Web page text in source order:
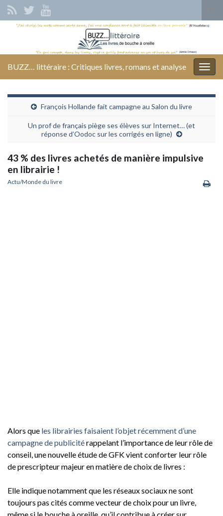
Search for:
BUZZ… littéraire : Critiques livres, romans et analyse
François Hollande fait campagne au Salon du livre
Un prof de français piège ses élèves sur Internet… (et
réponse d’Oodoc sur les corrigés en ligne)
43 % des livres achetés de manière impulsive
en librairie !
Actu/Monde du livre
Alors que les librairies faisaient l’objet récemment d’une
campagne de publicitérappelant l’importance de leur rôle de
conseil, une nouvelle étude de GFK vient conforter leur rôle
de prescripteur majeur en matière de choix de livres :
Elle indique notamment que les réseaux sociaux ne sont
toujours pas cités comme vecteur de choix pour un livre,
même si le bouche à oreille, qu’il contribue à créer sur